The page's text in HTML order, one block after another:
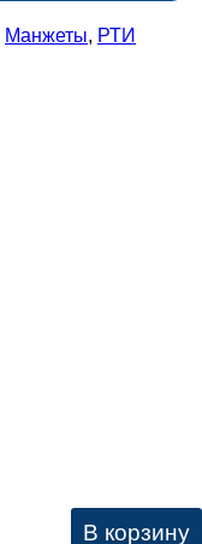
Манжеты, РТИ
В корзину